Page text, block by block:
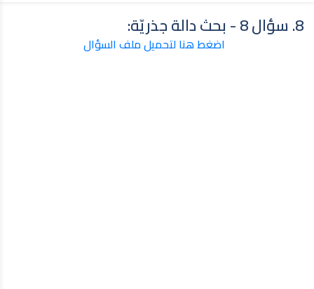
8. سؤال 8 - بحث دالة جذريّة:
اضغط هنا لتحميل ملف السؤال